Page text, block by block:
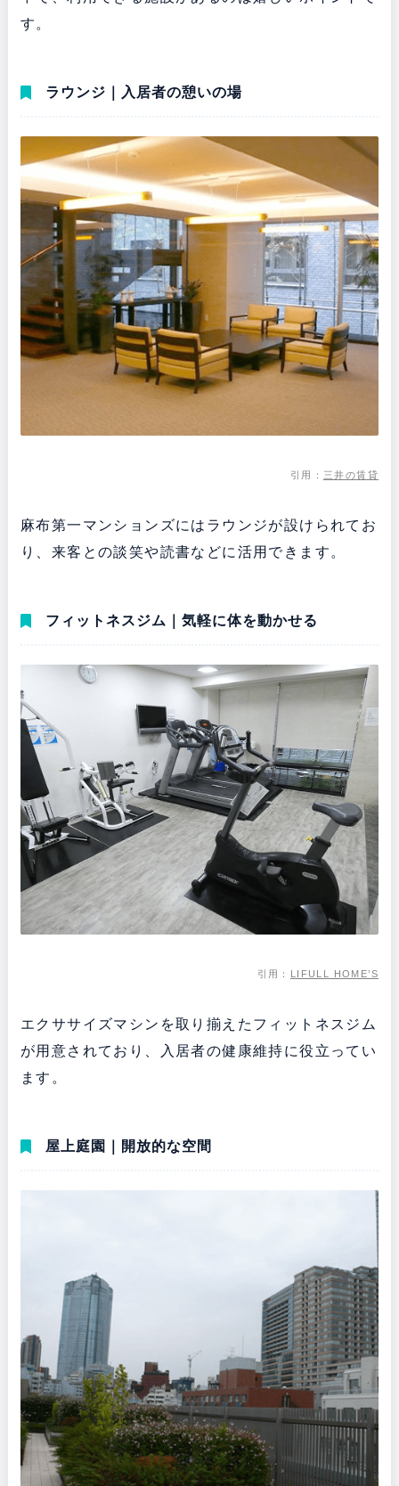
す。
ラウンジ｜入居者の憩いの場
引用： 三井の賃貸
麻布第一マンションズにはラウンジが設けられてお
り、来客との談笑や読書などに活用できます。
フィットネスジム｜気軽に体を動かせる
引用： LIFULL HOME’S
エクササイズマシンを取り揃えたフィットネスジム
が用意されており、入居者の健康維持に役立ってい
ます。
屋上庭園｜開放的な空間